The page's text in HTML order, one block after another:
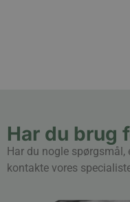
Har du brug
Har du nogle
kontakte vores